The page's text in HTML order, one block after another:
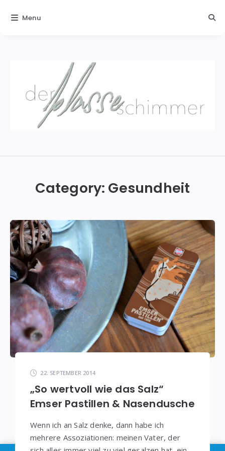
Category: Gesundheit
22. SEPTEMBER 2014
„So wertvoll wie das Salz“
Emser Pastillen & Nasendusche
Wenn ich an Salz denke, dann habe ich
mehrere Assoziationen: meinen Vater, der
Menu